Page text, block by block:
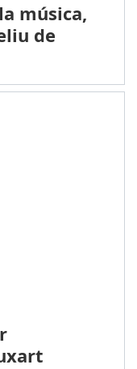
música,
de